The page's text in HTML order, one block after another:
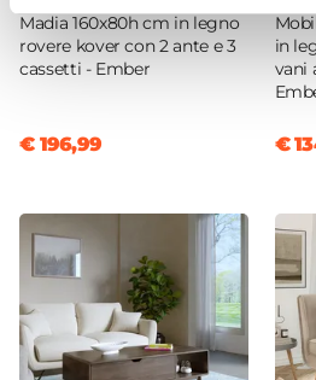
Madia 160x80h cm in legno
rovere kover con 2 ante e 3
cassetti - Ember
€ 196,99
in
vani
€